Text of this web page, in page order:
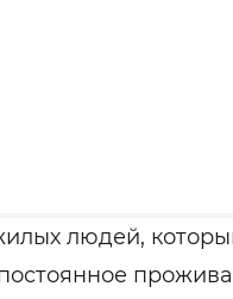
людей,